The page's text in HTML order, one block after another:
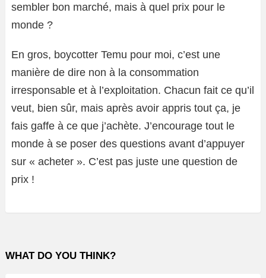
sembler bon marché, mais à quel prix pour le
monde ?
En gros, boycotter Temu pour moi, c’est une
manière de dire non à la consommation
irresponsable et à l’exploitation. Chacun fait ce qu’il
veut, bien sûr, mais après avoir appris tout ça, je
fais gaffe à ce que j’achète. J’encourage tout le
monde à se poser des questions avant d’appuyer
sur « acheter ». C’est pas juste une question de
prix !
WHAT DO YOU THINK?